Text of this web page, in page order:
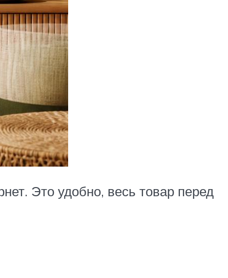
Это удобно, весь товар перед